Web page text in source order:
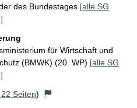
des Bundestages [alle SG
für Wirtschaft und
(BMWK) (20. WP) [alle SG
Seiten)